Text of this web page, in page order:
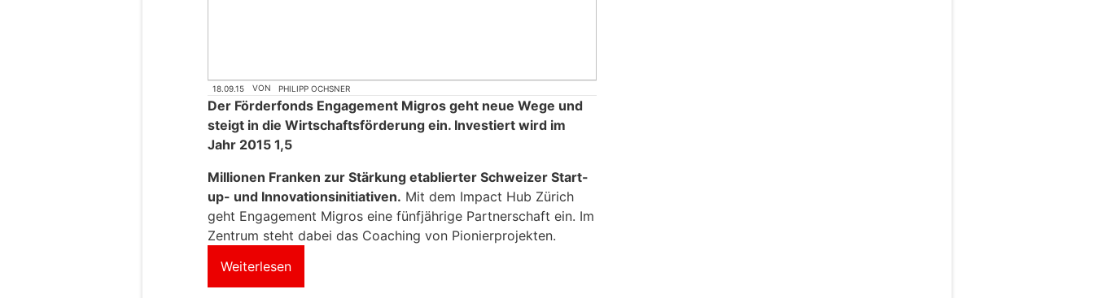
18.09.15 VON PHILIPP OCHSNER
Der Förderfonds Engagement Migros geht neue Wege und
steigt in die Wirtschaftsförderung ein. Investiert wird im
Jahr 2015 1,5
Millionen Franken zur Stärkung etablierter Schweizer Start-
up- und Innovationsinitiativen. Mit dem Impact Hub Zürich
geht Engagement Migros eine fünfjährige Partnerschaft ein. Im
Zentrum steht dabei das Coaching von Pionierprojekten.
Weiterlesen